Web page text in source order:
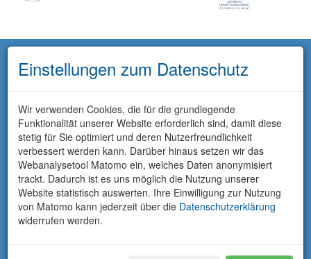
Einstellungen zum Datenschutz
Wir verwenden Cookies, die für die grundlegende
Funktionalität unserer Website erforderlich sind, damit diese
stetig für Sie optimiert und deren Nutzerfreundlichkeit
verbessert werden kann. Darüber hinaus setzen wir das
Webanalysetool Matomo ein, welches Daten anonymisiert
trackt. Dadurch ist es uns möglich die Nutzung unserer
Website statistisch auswerten. Ihre Einwilligung zur Nutzung
von Matomo kann jederzeit über die Datenschutzerklärung
widerrufen werden.